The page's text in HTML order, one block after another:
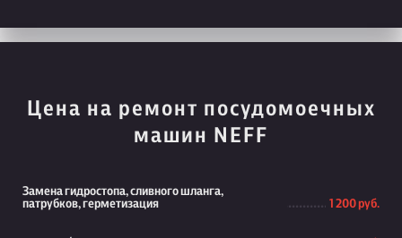
Цена на ремонт посудомоечных
машин NEFF
Замена гидростопа, сливного шланга,
патрубков, герметизация
1 200 руб.